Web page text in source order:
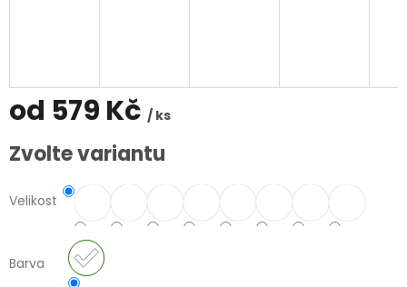
od 579 Kč / ks
Měrná
cena:
Zvolte variantu
Velikost
Barva